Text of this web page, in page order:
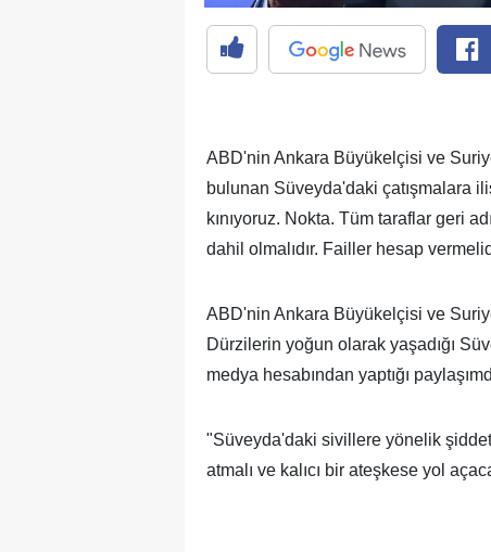
ABD'nin Ankara Büyükelçisi ve
bulunan Süveyda'daki çatışmalara
kınıyoruz. Nokta. Tüm taraflar geri
dahil olmalıdır. Failler hesap
ABD'nin Ankara Büyükelçisi ve
Dürzilerin yoğun olarak yaşadığı
medya hesabından yaptığı
"Süveyda'daki sivillere yönelik
atmalı ve kalıcı bir ateşkese yol